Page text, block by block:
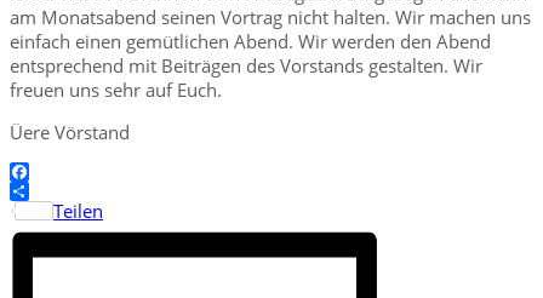
am Monatsabend seinen Vortrag nicht halten. Wir machen uns
einfach einen gemütlichen Abend. Wir werden den Abend
entsprechend mit Beiträgen des Vorstands gestalten. Wir
freuen uns sehr auf Euch.
Üere Vörstand
Facebook
Teilen